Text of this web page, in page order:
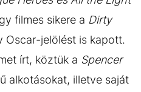
filmes sikere a Dirty
Oscar-jelölést is kapott.
írt, köztük a Spencer
alkotásokat, illetve saját